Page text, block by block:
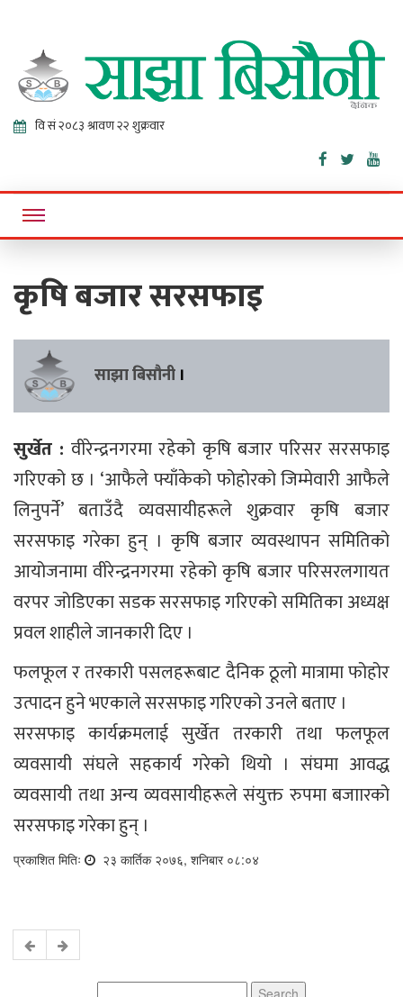
Sajha
Bisaunee
Online News Portal
कृषि बजार सरसफाइ
साझा बिसौनी ।
सुर्खेत :वीरेन्द्रनगरमा रहेको कृषि बजार परिसर सरसफाइ
गरिएको छ । ‘आफैले फ्याँकेको फोहोरको जिम्मेवारी आफैले
लिनुपर्ने’ बताउँदै व्यवसायीहरूले शुक्रवार कृषि बजार
सरसफाइ गरेका हुन् । कृषि बजार व्यवस्थापन समितिको
आयोजनामा वीरेन्द्रनगरमा रहेको कृषि बजार परिसरलगायत
वरपर जोडिएका सडक सरसफाइ गरिएको समितिका अध्यक्ष
प्रवल शाहीले जानकारी दिए ।
फलफूल र तरकारी पसलहरूबाट दैनिक ठूलो मात्रामा फोहोर
उत्पादन हुने भएकाले सरसफाइ गरिएको उनले बताए ।
सरसफाइ कार्यक्रमलाई सुर्खेत तरकारी तथा फलफूल
व्यवसायी संघले सहकार्य गरेको थियो । संघमा आवद्ध
व्यवसायी तथा अन्य व्यवसायीहरूले संयुक्त रुपमा बजाारको
सरसफाइ गरेका हुन् ।
प्रकाशित मितिः २३ कार्तिक २०७६, शनिबार ०८:०४